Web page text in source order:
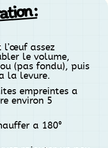
:
l’œuf assez
le volume,
(pas fondu), puis
la levure.
empreintes a
environ 5
a 180°